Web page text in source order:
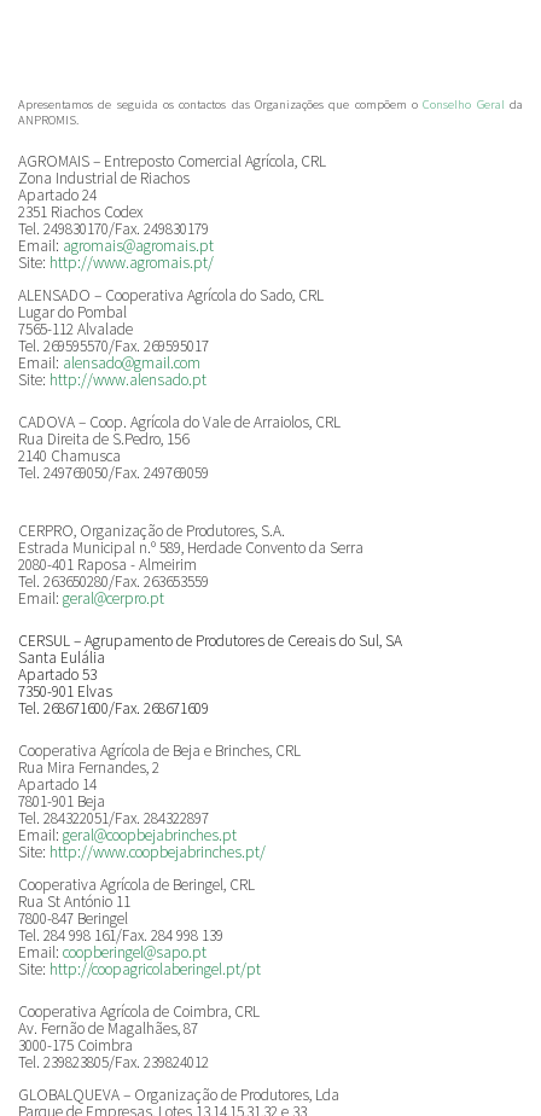
Apresentamos de seguida os contactos das Organizações que compõem oConselho Geralda
ANPROMIS.
AGROMAIS – Entreposto Comercial Agrícola, CRL
Zona Industrial de Riachos
Apartado 24
2351 Riachos Codex
Tel. 249830170/Fax. 249830179
Email: agromais@agromais.pt
Site: http://www.agromais.pt/
ALENSADO – Cooperativa Agrícola do Sado, CRL
Lugar do Pombal
7565-112 Alvalade
Tel. 269595570/Fax. 269595017
Email: alensado@gmail.com
Site: http://www.alensado.pt
CADOVA – Coop. Agrícola do Vale de Arraiolos, CRL
Rua Direita de S.Pedro, 156
2140 Chamusca
Tel. 249769050/Fax. 249769059
CERPRO, Organização de Produtores, S.A.
Estrada Municipal n.º 589, Herdade Convento da Serra
2080-401 Raposa - Almeirim
Tel. 263650280/Fax. 263653559
Email: geral@cerpro.pt
CERSUL – Agrupamento de Produtores de Cereais do Sul, SA
Santa Eulália
Apartado 53
7350-901 Elvas
Tel. 268671600/Fax. 268671609
Cooperativa Agrícola de Beja e Brinches, CRL
Rua Mira Fernandes, 2
Apartado 14
7801-901 Beja
Tel. 284322051/Fax. 284322897
Email: geral@coopbejabrinches.pt
Site: http://www.coopbejabrinches.pt/
Cooperativa Agrícola de Beringel, CRL
Rua St António 11
7800-847 Beringel
Tel. 284 998 161/Fax. 284 998 139
Email: coopberingel@sapo.pt
Site: http://coopagricolaberingel.pt/pt
Cooperativa Agrícola de Coimbra, CRL
Av. Fernão de Magalhães, 87
3000-175 Coimbra
Tel. 239823805/Fax. 239824012
GLOBALQUEVA – Organização de Produtores, Lda
Parque de Empresas, Lotes 13,14,15,31,32 e 33